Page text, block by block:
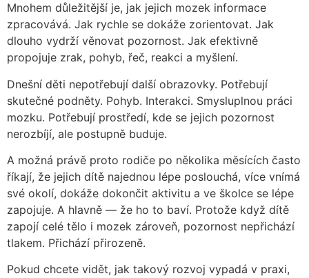
Mnohem důležitější je, jak jejich mozek informace
zpracovává. Jak rychle se dokáže zorientovat. Jak
dlouho vydrží věnovat pozornost. Jak efektivně
propojuje zrak, pohyb, řeč, reakci a myšlení.
Dnešní děti nepotřebují další obrazovky. Potřebují
skutečné podněty. Pohyb. Interakci. Smysluplnou práci
mozku. Potřebují prostředí, kde se jejich pozornost
nerozbíjí, ale postupně buduje.
A možná právě proto rodiče po několika měsících často
říkají, že jejich dítě najednou lépe poslouchá, více vnímá
své okolí, dokáže dokončit aktivitu a ve školce se lépe
zapojuje. A hlavně — že ho to baví. Protože když dítě
zapojí celé tělo i mozek zároveň, pozornost nepřichází
tlakem. Přichází přirozeně.
Pokud chcete vidět, jak takový rozvoj vypadá v praxi,